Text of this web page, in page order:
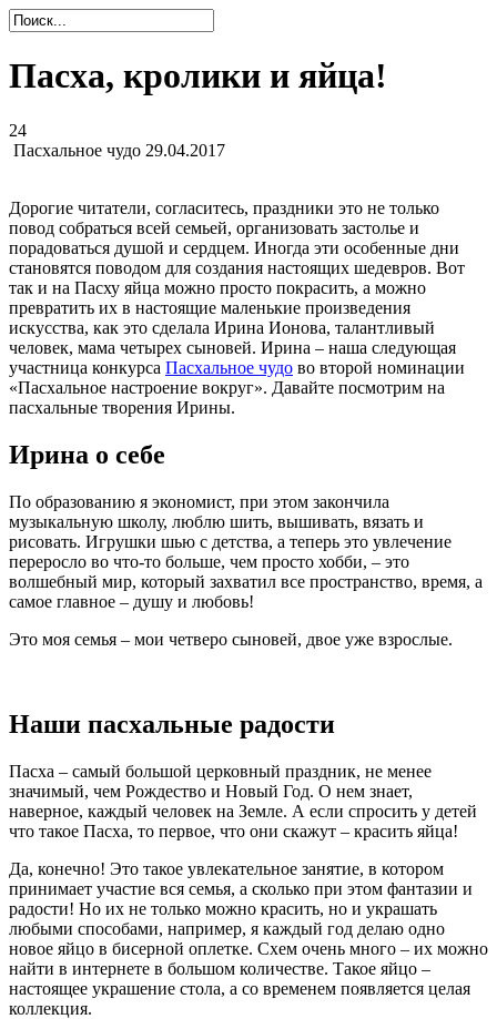
Пасха, кролики и яйца!
24
Пасхальное чудо 29.04.2017
Дорогие читатели, согласитесь, праздники это не только
повод собраться всей семьей, организовать застолье и
порадоваться душой и сердцем. Иногда эти особенные дни
становятся поводом для создания настоящих шедевров. Вот
так и на Пасху яйца можно просто покрасить, а можно
превратить их в настоящие маленькие произведения
искусства, как это сделала Ирина Ионова, талантливый
человек, мама четырех сыновей. Ирина – наша следующая
участница конкурса Пасхальное чудо во второй номинации
«Пасхальное настроение вокруг». Давайте посмотрим на
пасхальные творения Ирины.
Ирина о себе
По образованию я экономист, при этом закончила
музыкальную школу, люблю шить, вышивать, вязать и
рисовать. Игрушки шью с детства, а теперь это увлечение
переросло во что-то больше, чем просто хобби, – это
волшебный мир, который захватил все пространство, время, а
самое главное – душу и любовь!
Это моя семья – мои четверо сыновей, двое уже взрослые.
Наши пасхальные радости
Пасха – самый большой церковный праздник, не менее
значимый, чем Рождество и Новый Год. О нем знает,
наверное, каждый человек на Земле. А если спросить у детей
что такое Пасха, то первое, что они скажут – красить яйца!
Да, конечно! Это такое увлекательное занятие, в котором
принимает участие вся семья, а сколько при этом фантазии и
радости! Но их не только можно красить, но и украшать
любыми способами, например, я каждый год делаю одно
новое яйцо в бисерной оплетке. Схем очень много – их можно
найти в интернете в большом количестве. Такое яйцо –
настоящее украшение стола, а со временем появляется целая
коллекция.